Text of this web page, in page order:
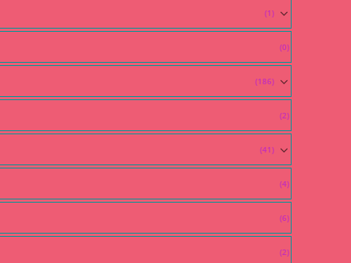
(1)
(0)
(186)
(2)
(41)
(4)
(6)
(2)